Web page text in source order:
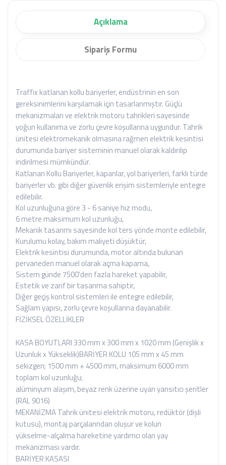
Açıklama
Sipariş Formu
Traffix katlanan kollu bariyerler, endüstrinin en son
gereksinimlerini karşılamak için tasarlanmıştır. Güçlü
mekanizmaları ve elektrik motoru tahrikleri sayesinde
yoğun kullanıma ve zorlu çevre koşullarına uygundur. Tahrik
ünitesi elektromekanik olmasına rağmen elektrik kesintisi
durumunda bariyer sisteminin manuel olarak kaldırılıp
indirilmesi mümkündür.
Katlanan Kollu Bariyerler, kapanlar, yol bariyerleri, farklı türde
bariyerler vb. gibi diğer güvenlik erişim sistemleriyle entegre
edilebilir.
Kol uzunluğuna göre 3 - 6 saniye hız modu,
6 metre maksimum kol uzunluğu,
Mekanik tasarımı sayesinde kol ters yönde monte edilebilir,
Kurulumu kolay, bakım maliyeti düşüktür,
Elektrik kesintisi durumunda, motor altında bulunan
pervaneden manuel olarak açma kapama,
Sistem günde 7500'den fazla hareket yapabilir,
Estetik ve zarif bir tasarıma sahiptir,
Diğer geçiş kontrol sistemleri ile entegre edilebilir,
Sağlam yapısı, zorlu çevre koşullarına dayanabilir.
FİZİKSEL ÖZELLİKLER
KASA BOYUTLARI 330 mm x 300 mm x 1020 mm (Genişlik x
Uzunluk x Yükseklik)BARİYER KOLU 105 mm x 45 mm
sekizgen; 1500 mm + 4500 mm, maksimum 6000 mm
toplam kol uzunluğu;
alüminyum alaşım, beyaz renk üzerine uyarı yansıtıcı şeritler
(RAL 9016)
MEKANİZMA Tahrik ünitesi elektrik motoru, redüktör (dişli
kutusu), montaj parçalarından oluşur ve kolun
yükselme-alçalma hareketine yardımcı olan yay
mekanizması vardır.
BARİYER KASASI